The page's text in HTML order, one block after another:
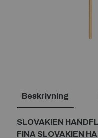
Beskrivning
SLOVAKIEN
FINA SLOVAKIEN